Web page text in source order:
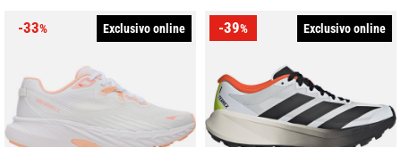
-33% Exclusivo online -39% Exclusivo online